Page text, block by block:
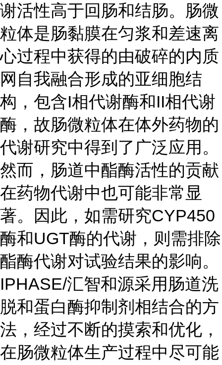
谢活性高于回肠和结肠。肠微
粒体是肠黏膜在匀浆和差速离
心过程中获得的由破碎的内质
网自我融合形成的亚细胞结
构，包含I相代谢酶和II相代谢
酶，故肠微粒体在体外药物的
代谢研究中得到了广泛应用。
然而，肠道中酯酶活性的贡献
在药物代谢中也可能非常显
著。因此，如需研究CYP450
酶和UGT酶的代谢，则需排除
酯酶代谢对试验结果的影响。
IPHASE/汇智和源采用肠道洗
脱和蛋白酶抑制剂相结合的方
法，经过不断的摸索和优化，
在肠微粒体生产过程中尽可能